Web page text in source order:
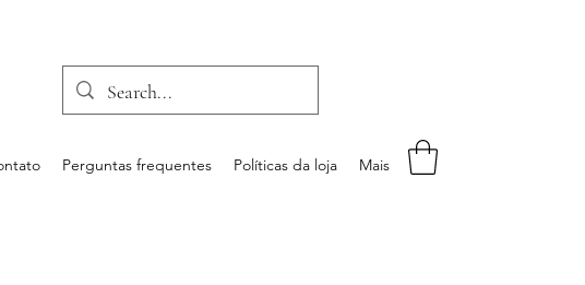
Perguntas frequentes Políticas da loja Mais